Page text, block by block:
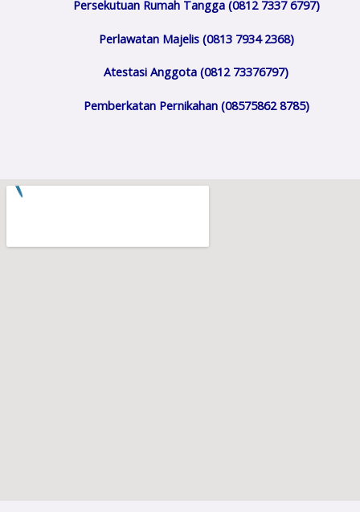
Persekutuan Rumah Tangga (0812 7337 6797)
Perlawatan Majelis (0813 7934 2368)
Atestasi Anggota (0812 73376797)
Pemberkatan Pernikahan (08575862 8785)